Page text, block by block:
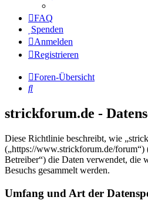
FAQ
Spenden
Anmelden
Registrieren
Foren-Übersicht
Suche
strickforum.de -
Diese Richtlinie beschreibt, wie
(„https://www.strickforum.de/forum“)
Betreiber“) die Daten verwendet, die
Besuchs gesammelt werden.
Umfang und Art der